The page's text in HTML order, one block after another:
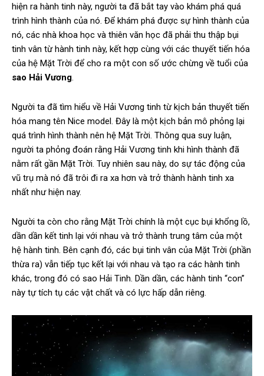
hiện ra hành tinh này, người ta đã bắt tay vào khám phá quá
trình hình thành của nó. Để khám phá được sự hình thành của
nó, các nhà khoa học và thiên văn học đã phải thu thập bụi
tinh vân từ hành tinh này, kết hợp cùng với các thuyết tiến hóa
của hệ Mặt Trời để cho ra một con số ước chừng về tuổi của
sao Hải Vương.
Người ta đã tìm hiểu về Hải Vương tinh từ kịch bản thuyết tiến
hóa mang tên Nice model. Đây là một kịch bản mô phỏng lại
quá trình hình thành nên hệ Mặt Trời. Thông qua suy luận,
người ta phỏng đoán rằng Hải Vương tinh khi hình thành đã
nằm rất gần Mặt Trời. Tuy nhiên sau này, do sự tác động của
vũ trụ mà nó đã trôi đi ra xa hơn và trở thành hành tinh xa
nhất như hiện nay.
Người ta còn cho rằng Mặt Trời chính là một cục bụi khổng lồ,
dần dần kết tinh lại với nhau và trở thành trung tâm của một
hệ hành tinh. Bên cạnh đó, các bụi tinh vân của Mặt Trời (phần
thừa ra) vẫn tiếp tục kết lại với nhau và tạo ra các hành tinh
khác, trong đó có sao Hải Tinh. Dần dần, các hành tinh “con”
này tự tích tụ các vật chất và có lực hấp dẫn riêng.